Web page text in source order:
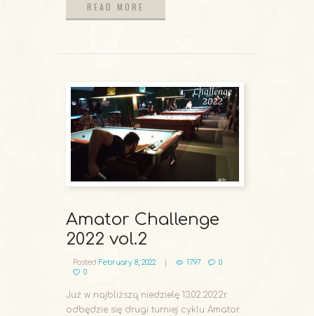
READ MORE
Amator Challenge
2022 vol.2
Posted February 8, 2022 1797
0
0
Już w najbliższą niedzielę 13.02.2022r.
odbędzie się drugi turniej cyklu Amator